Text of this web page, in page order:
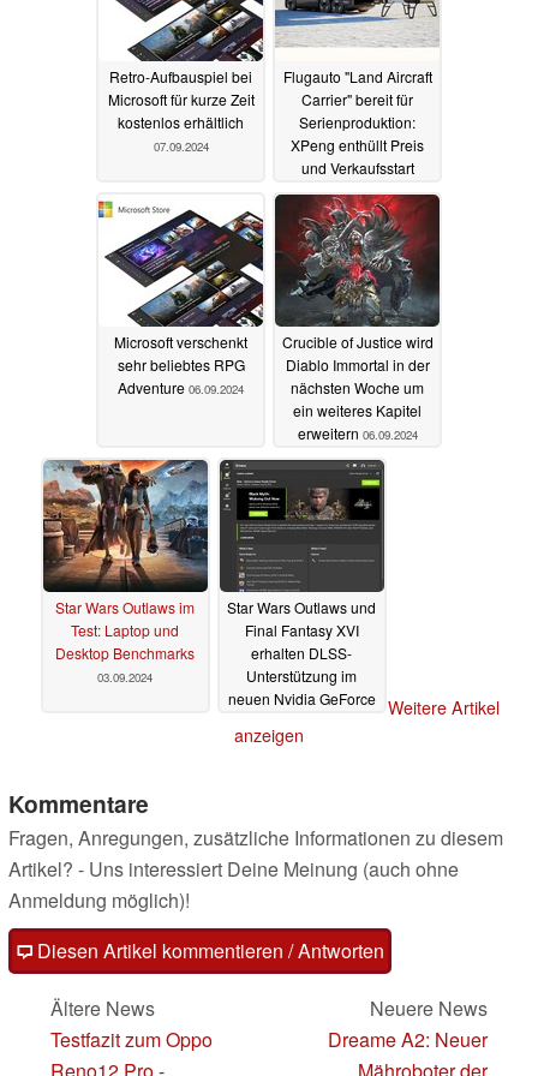
WARS adventure a premium collector's release, allowing
new players and long-time fans to experience this classic
third-person action adventure.
Standard Edition (Switch, PS5 & Xbox Series X)
Includes a physical copy of STAR WARS: Bounty Hunter
Premium Edition (Switch, PS5, Xbox Series X & PC)
$89.99
Includes a physical copy ofSTAR WARS: Bounty Hunter
Commemorative Coin
Jango Fett Enamel Pin
SteelBook
Reversible 12" x 18" Poster
Individually Numbered Certificate of Authenticity
Master Edition (Switch, PS5, Xbox Series X & PC)
$174.99
Includes a physical copy of
Commemorative Coin
Jango Fett Enamel Pin
Reversible 12" x 18" Poster
Premium Foil Box
Lithograph Prints
Retro-Aufbauspiel bei
Microsoft für kurze Zeit
kostenlos erhältlich
07.09.2024
Flugauto "Land Aircraft
Carrier" bereit für
Serienproduktion:
XPeng enthüllt Preis
und Verkaufsstart
06.09.2024
Microsoft verschenkt
sehr beliebtes RPG
Adventure 06.09.2024
Crucible of Justice wird
Diablo Immortal in der
nächsten Woche um
ein weiteres Kapitel
erweitern 06.09.2024
Star Wars Outlaws im
Test: Laptop und
Desktop Benchmarks
03.09.2024
Star Wars Outlaws und
Final Fantasy XVI
erhalten DLSS-
Unterstützung im
neuen Nvidia GeForce
560.9421.08.2024
Weitere Artikel
anzeigen
Kommentare
Fragen, Anregungen, zusätzliche Informationen zu diesem
Artikel? - Uns interessiert Deine Meinung (auch ohne
Anmeldung möglich)!
Diesen Artikel kommentieren / Antworten
Ältere News
Testfazit zum Oppo
Neuere News
Dreame A2: Neuer